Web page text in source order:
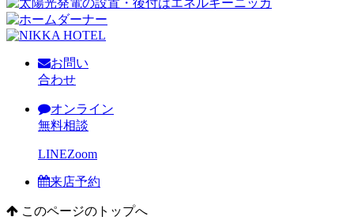
お問い
合わせ
オンライン
無料相談
LINEZoom
来店予約
このページのトップへ